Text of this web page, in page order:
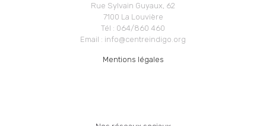
Rue Sylvain Guyaux, 62
7100 La Louvière
Tél : 064/860 460
Email : info@centreindigo.org
Mentions légales